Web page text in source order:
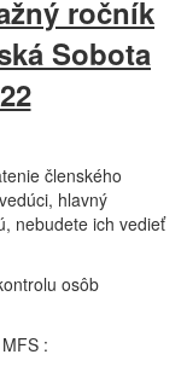
ročník
Sobota
členského
hlavný
nebudete ich vedieť
osôb
: